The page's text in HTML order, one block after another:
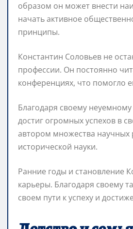
образом он может внести
начать активное
принципы.
Константин Соловьев не
профессии. Он постоянно
конференциях, что помогло
Благодаря своему
достиг огромных успехов в
автором множества научных
исторической науки.
Ранние годы и становление
карьеры. Благодаря своему
своем пути к успеху и